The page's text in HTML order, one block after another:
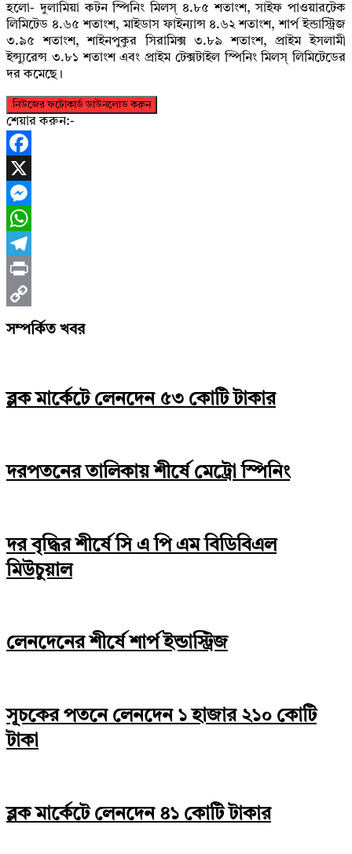
হলো- দুলামিয়া কটন স্পিনিং মিলস্‌ ৪.৮৫ শতাংশ, সাইফ পাওয়ারটেক
লিমিটেড ৪.৬৫ শতাংশ, মাইডাস ফাইন্যান্স ৪.৬২ শতাংশ, শার্প ইন্ডাস্ট্রিজ
৩.৯৫ শতাংশ, শাইনপুকুর সিরামিক্স ৩.৮৯ শতাংশ, প্রাইম ইসলামী
ইন্স্যুরেন্স ৩.৮১ শতাংশ এবং প্রাইম টেক্সটাইল স্পিনিং মিলস্‌ লিমিটেডের
দর কমেছে।
নিউজের ফটোকার্ড ডাউনলোড করুন
শেয়ার করুন:-
Facebook
X
Messenger
WhatsApp
Telegram
Print
Copy
সম্পর্কিত খবর
ব্লক মার্কেটে লেনদেন ৫৩ কোটি টাকার
দরপতনের তালিকায় শীর্ষে মেট্রো স্পিনিং
দর বৃদ্ধির শীর্ষে সি এ পি এম বিডিবিএল
মিউচুয়াল
লেনদেনের শীর্ষে শার্প ইন্ডাস্ট্রিজ
সূচকের পতনে লেনদেন ১ হাজার ২১০ কোটি
টাকা
ব্লক মার্কেটে লেনদেন ৪১ কোটি টাকার